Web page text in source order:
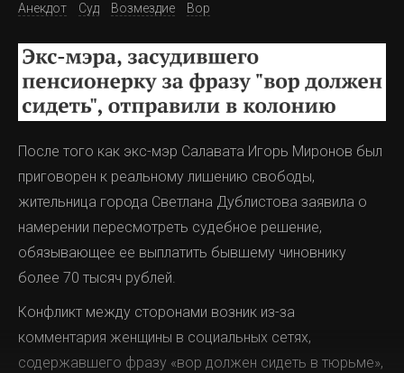
Анекдот Суд Возмездие Вор
После того как экс-мэр Салавата Игорь Миронов был
приговорен к реальному лишению свободы,
жительница города Светлана Дублистова заявила о
намерении пересмотреть судебное решение,
обязывающее ее выплатить бывшему чиновнику
более 70 тысяч рублей.
Конфликт между сторонами возник из-за
комментария женщины в социальных сетях,
содержавшего фразу «вор должен сидеть в тюрьме»,